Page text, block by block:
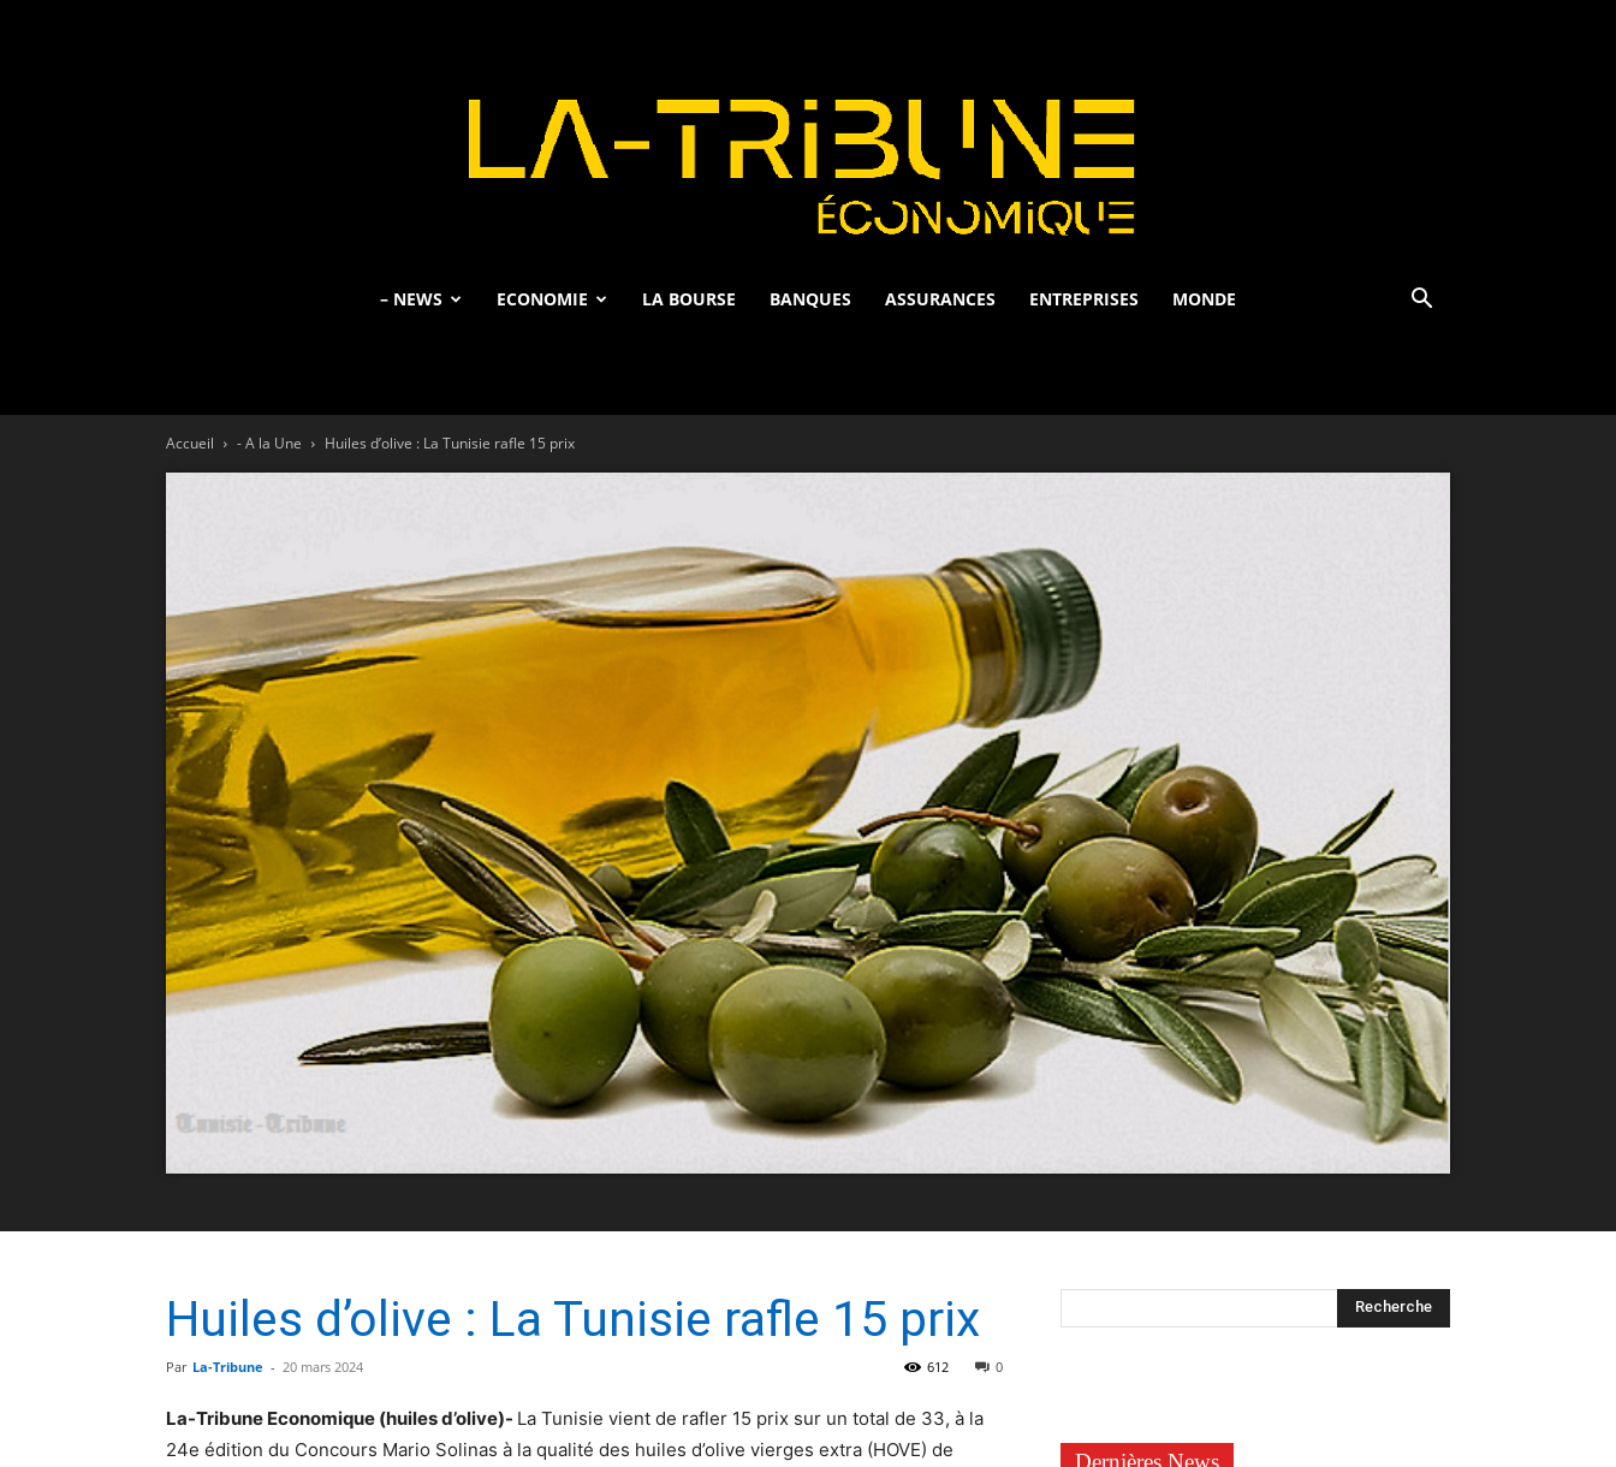
Economique
– NEWS ECONOMIE LA BOURSE BANQUES ASSURANCES ENTREPRISES MONDE
Accueil - A la Une Huiles d’olive : La Tunisie rafle 15 prix
Huiles d’olive : La Tunisie rafle 15 prix
Par La-Tribune - 20 mars 2024 0
612
La-Tribune Economique (huiles d’olive)- La Tunisie vient de rafler 15 prix sur un total de 33, à la
24e édition du Concours Mario Solinas à la qualité des huiles d’olive vierges extra (HOVE) de
Dernières News